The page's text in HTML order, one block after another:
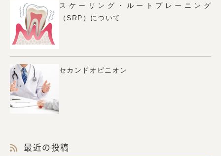
スケーリング・ルートプレーニング
（SRP）について
セカンドオピニオン
最近の投稿